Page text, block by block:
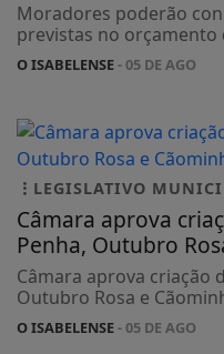
Moradores poderão
previstas no orçamento
O ISABELENSE- 05 DE AGO
LEGISLATIVO
Câmara aprova
Penha, Outubro
Câmara aprova criação
Outubro Rosa e
O ISABELENSE- 05 DE AGO